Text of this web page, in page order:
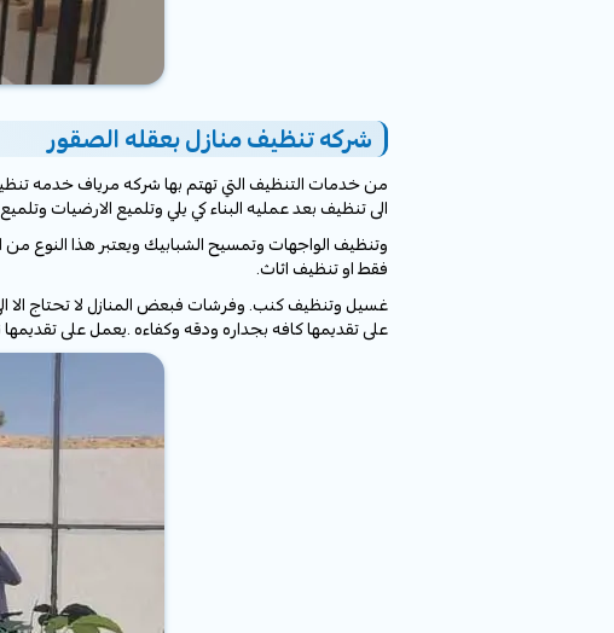
شركه تنظيف منازل بعقله الصقور
من خدمات التنظيف التي تهتم بها شركه مرياف خدمه
الى تنظيف بعد عمليه البناء كي يلي وتلميع الارضيات
وتنظيف الواجهات وتمسيح الشبابيك ويعتبر هذا النوع
فقط او تنظيف اثاث.
غسيل وتنظيف كنب. وفرشات فبعض المنازل لا تحتاج الا
على تقديمها كافه بجداره ودقه وكفاءه .يعمل على